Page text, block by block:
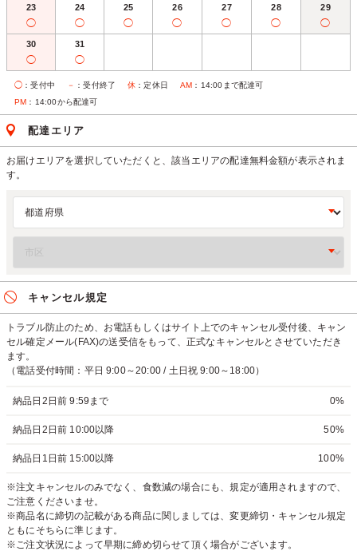
23
◯
24
◯
25
◯
26
◯
27
◯
28
◯
29
◯
30
◯
31
◯
◯ ：受付中 － ：受付終了 休 ：定休日 AM ：14:00まで配達可
PM ：14:00から配達可
配達エリア
お届けエリアを選択していただくと、該当エリアの配達無料金額が表示されま
す。
キャンセル規定
トラブル防止のため、お電話もしくはサイト上でのキャンセル受付後、キャン
セル確定メール(FAX)の送受信をもって、正式なキャンセルとさせていただき
ます。
（電話受付時間：平日 9:00～20:00 / 土日祝 9:00～18:00）
納品日2日前 9:59まで 0%
納品日2日前 10:00以降 50%
納品日1日前 15:00以降 100%
※注文キャンセルのみでなく、食数減の場合にも、規定が適用されますので、
ご注意くださいませ。
※商品名に締切の記載がある商品に関しましては、変更締切・キャンセル規定
ともにそちらに準じます。
※ご注文状況によって早期に締め切らせて頂く場合がございます。